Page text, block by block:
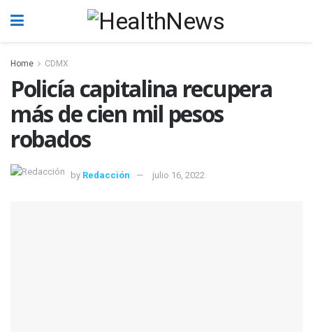
Home CDMX
Policía capitalina recupera
más de cien mil pesos
robados
by Redacción julio 16, 2022